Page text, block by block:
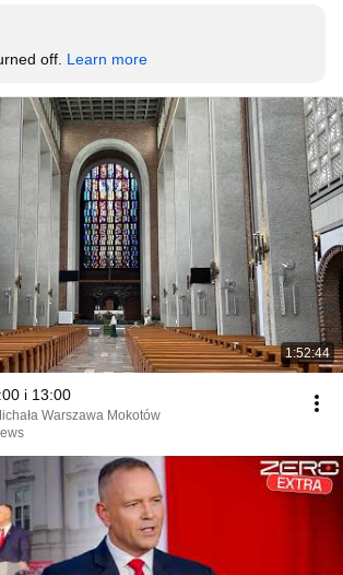
off. Learn more
1:52:44
i 13:00
Warszawa Mokotów